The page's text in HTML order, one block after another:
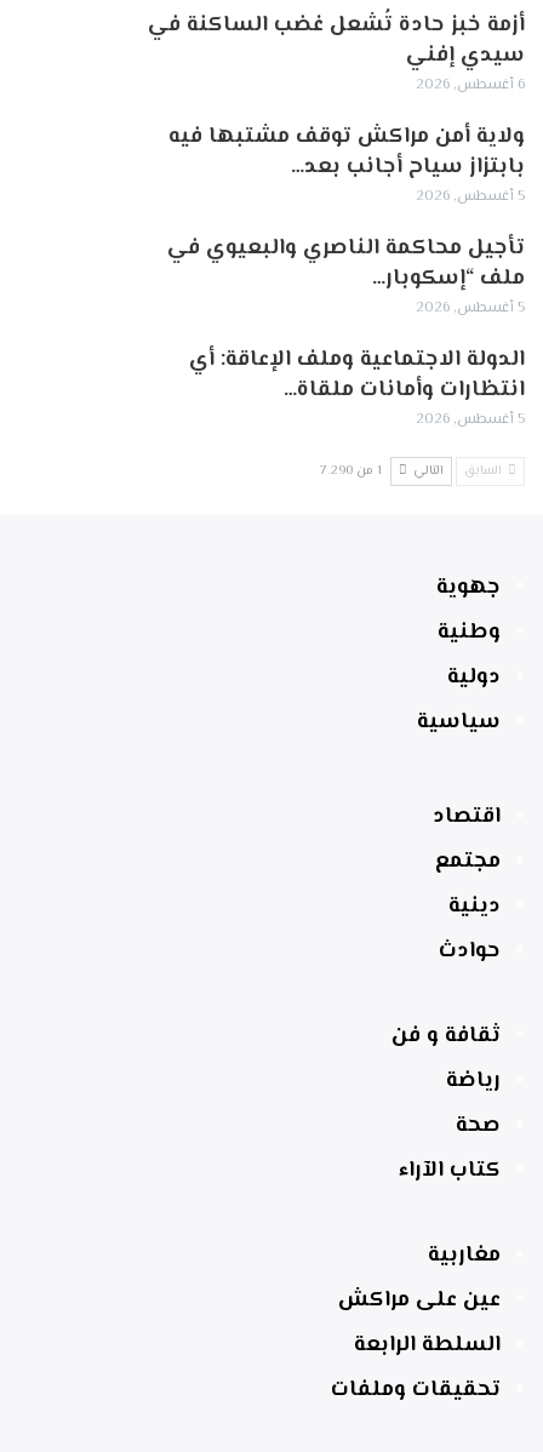
أزمة خبز حادة تُشعل غضب الساكنة في
سيدي إفني
6 أغسطس, 2026
ولاية أمن مراكش توقف مشتبها فيه
بابتزاز سياح أجانب بعد…
5 أغسطس, 2026
تأجيل محاكمة الناصري والبعيوي في
ملف “إسكوبار…
5 أغسطس, 2026
الدولة الاجتماعية وملف الإعاقة: أي
انتظارات وأمانات ملقاة…
5 أغسطس, 2026
السابق التالي 1 من 7٬290
جهوية
وطنية
دولية
سياسية
اقتصاد
مجتمع
دينية
حوادث
ثقافة و فن
رياضة
صحة
كتاب الآراء
مغاربية
عين على مراكش
السلطة الرابعة
تحقيقات وملفات